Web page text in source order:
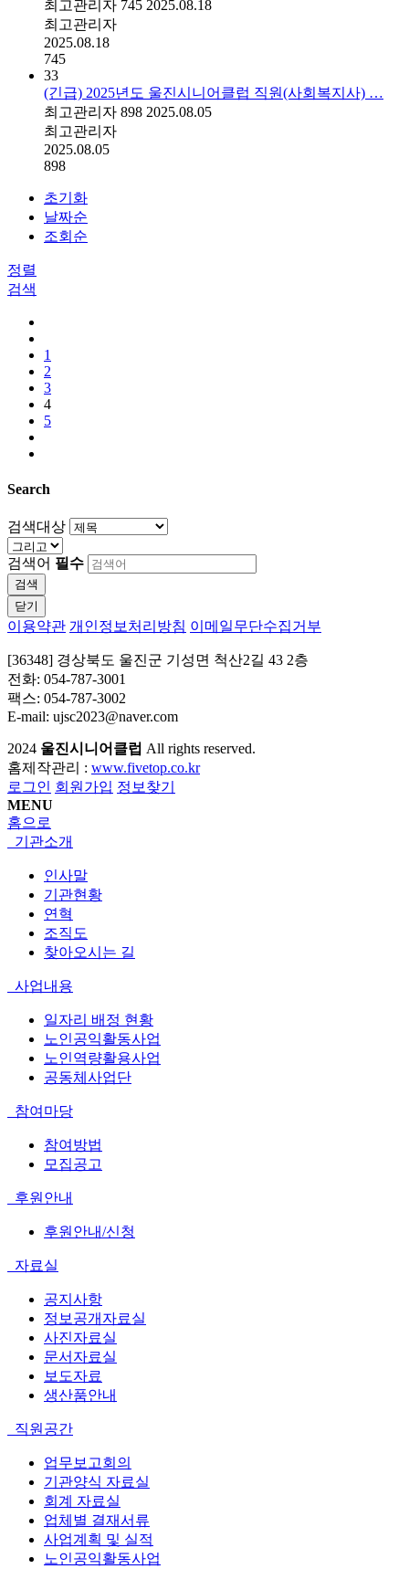
최고관리자 745 2025.08.18
최고관리자
2025.08.18
745
33
(긴급) 2025년도 울진시니어클럽 직원(사회복지사) …
최고관리자 898 2025.08.05
최고관리자
2025.08.05
898
초기화
날짜순
조회순
정렬
검색
1
2
3
4
5
Search
검색대상
검색어 필수
검색
닫기
이용약관 개인정보처리방침 이메일무단수집거부
[36348] 경상북도 울진군 기성면 척산2길 43 2층
전화: 054-787-3001
팩스: 054-787-3002
E-mail: ujsc2023@naver.com
2024 울진시니어클럽 All rights reserved.
홈제작관리 : www.fivetop.co.kr
로그인 회원가입 정보찾기
MENU
홈으로
기관소개
인사말
기관현황
연혁
조직도
찾아오시는 길
사업내용
일자리 배정 현황
노인공익활동사업
노인역량활용사업
공동체사업단
참여마당
참여방법
모집공고
후원안내
후원안내/신청
자료실
공지사항
정보공개자료실
사진자료실
문서자료실
보도자료
생산품안내
직원공간
업무보고회의
기관양식 자료실
회계 자료실
업체별 결재서류
사업계획 및 실적
노인공익활동사업